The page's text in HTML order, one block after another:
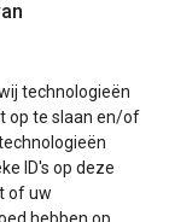
technologieën
op te slaan en/of
ID's op deze
of uw